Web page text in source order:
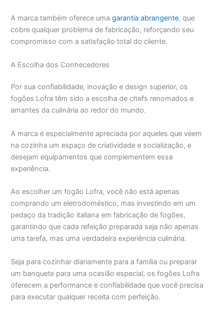
A marca também oferece umagarantia abrangente, que
cobre qualquer problema de fabricação, reforçando seu
compromisso com a satisfação total do cliente.
A Escolha dos Conhecedores
Por sua confiabilidade, inovação e design superior, os
fogões Lofra têm sido a escolha de chefs renomados e
amantes da culinária ao redor do mundo.
A marca é especialmente apreciada por aqueles que veem
na cozinha um espaço de criatividade e socialização, e
desejam equipamentos que complementem essa
experiência.
Ao escolher um fogão Lofra, você não está apenas
comprando um eletrodoméstico, mas investindo em um
pedaço da tradição italiana em fabricação de fogões,
garantindo que cada refeição preparada seja não apenas
uma tarefa, mas uma verdadeira experiência culinária.
Seja para cozinhar diariamente para a família ou preparar
um banquete para uma ocasião especial, os fogões Lofra
oferecem a performance e confiabilidade que você precisa
para executar qualquer receita com perfeição.